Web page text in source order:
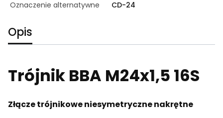
Oznaczenie alternatywne CD-24
Opis
Trójnik BBA M24x1,5 16S
Złącze trójnikowe niesymetryczne nakrętne